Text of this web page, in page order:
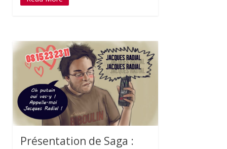
Présentation de Saga :